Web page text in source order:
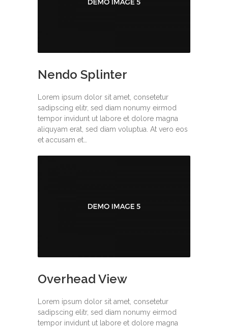
Nendo Splinter
Lorem ipsum dolor sit amet, consetetur
sadipscing elitr, sed diam nonumy eirmod
tempor invidunt ut labore et dolore magna
aliquyam erat, sed diam voluptua. At vero eos
et accusam et…
Overhead View
Lorem ipsum dolor sit amet, consetetur
sadipscing elitr, sed diam nonumy eirmod
tempor invidunt ut labore et dolore magna